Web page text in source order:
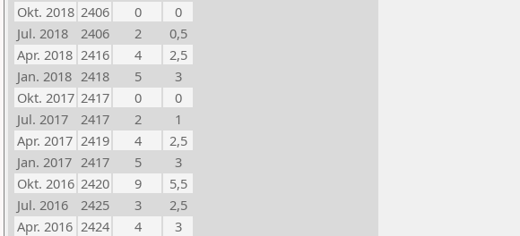
Okt. 2018 2406 0
0
Jul. 2018
2406 2
0,5
Apr. 2018 2416 4
2,5
Jan. 2018 2418 5
3
Okt. 2017 2417 0
0
Jul. 2017
2417 2
1
Apr. 2017 2419 4
2,5
Jan. 2017 2417 5
3
Okt. 2016 2420 9
5,5
Jul. 2016
2425 3
2,5
Apr. 2016 2424 4
3